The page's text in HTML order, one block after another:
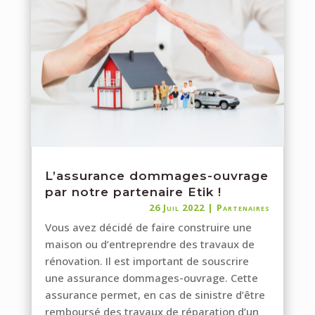
L’assurance dommages-ouvrage
par notre partenaire Etik !
26 Juil 2022 | Partenaires
Vous avez décidé de faire construire une
maison ou d’entreprendre des travaux de
rénovation. Il est important de souscrire
une assurance dommages-ouvrage. Cette
assurance permet, en cas de sinistre d’être
remboursé des travaux de réparation d’un